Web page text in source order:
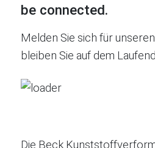
be connected.
Melden Sie sich für
bleiben Sie auf dem
Die Beck